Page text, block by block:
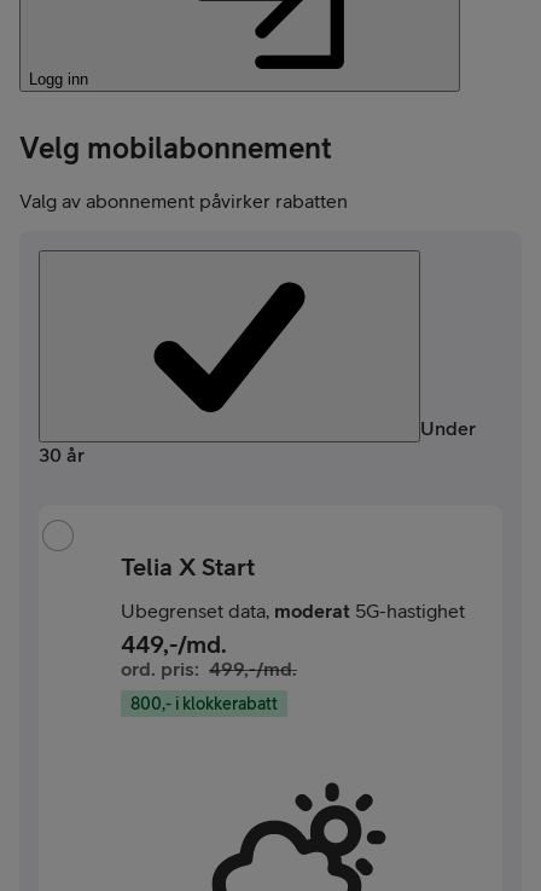
Logg inn
Velg mobilabonnement
Valg av abonnement påvirker rabatten
Under
30 år
Telia X Start
Ubegrenset data, moderat 5G-hastighet
449,-/md.
ord. pris: 499,-/md.
800,- i klokkerabatt